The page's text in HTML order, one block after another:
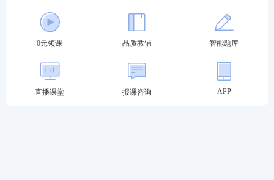
0元领课 品质教辅 智能题库
直播课堂 报课咨询 APP